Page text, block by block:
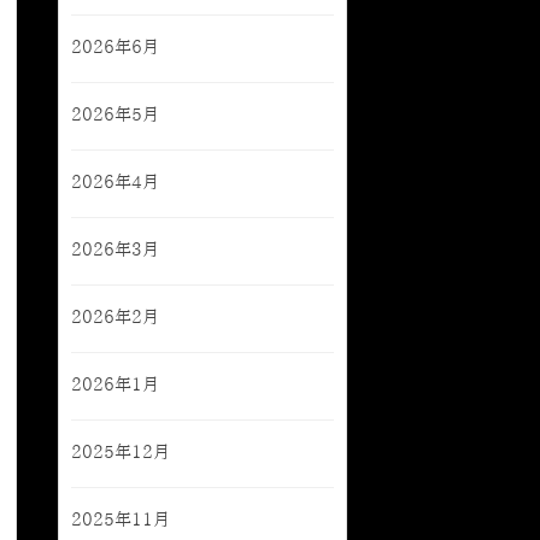
2026年6月
2026年5月
2026年4月
2026年3月
2026年2月
2026年1月
2025年12月
2025年11月